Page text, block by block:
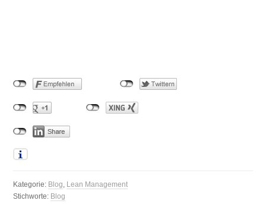
Kategorie: Blog, Lean Management
Stichworte: Blog